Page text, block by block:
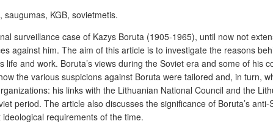
KGB, sovietmetis.
surveillance case of Kazys Boruta (1905-1965), until now not
against him. The aim of this article is to investigate the reasons
life and work. Boruta’s views during the Soviet era and some of
the various suspicions against Boruta were tailored and, in turn,
his links with the Lithuanian National Council and the
period. The article also discusses the significance of Boruta’s
requirements of the time.